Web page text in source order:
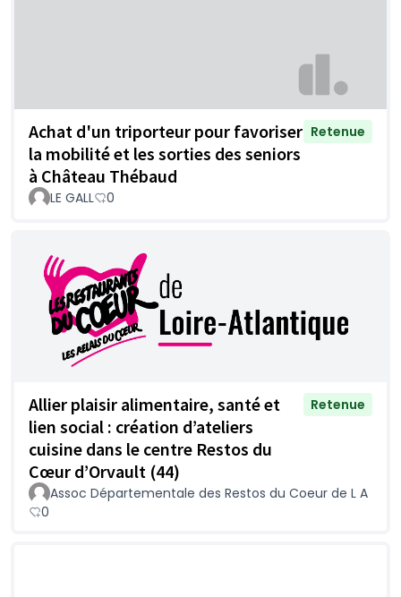
Achat d'un triporteur pour favoriser
la mobilité et les sorties des seniors
à Château Thébaud
Retenue
LE GALL 0
Allier plaisir alimentaire, santé et
lien social : création d’ateliers
cuisine dans le centre Restos du
Cœur d’Orvault (44)
Retenue
Assoc Départementale des Restos du Coeur de L A
0